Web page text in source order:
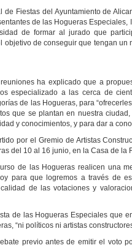
Fiestas del Ayuntamiento de
de las Hogueras Especiales,
de formar al jurado que
objetivo de conseguir que tengan un
ha explicado que a
especializado a las cerca de
de las Hogueras, para
que se plantan en nuestra
y conocimientos, y para dar a
por el Gremio de Artistas
del 10 al 16 junio, en la Casa de la
de las Hogueras realicen una
para que logremos a través de
de las votaciones y
de las Hogueras Especiales que
“ni políticos ni artistas
previo antes de emitir el voto